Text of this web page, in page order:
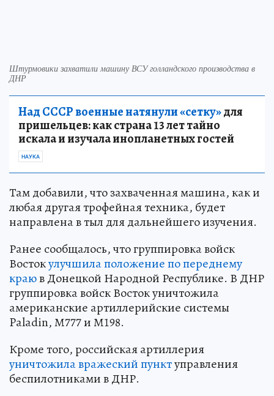
Штурмовики захватили машину ВСУ голландского производства в
ДНР
Над СССР военные натянули «сетку»для
пришельцев: как страна 13 лет тайно
искала и изучала инопланетных гостей
НАУКА
Там добавили, что захваченная машина, как и
любая другая трофейная техника, будет
направлена в тыл для дальнейшего изучения.
Ранее сообщалось, что группировка войск
Востокулучшила положение по переднему
краюв Донецкой Народной Республике. В ДНР
группировка войск Восток уничтожила
американские артиллерийские системы
Paladin, М777 и М198.
Кроме того, российская артиллерия
уничтожила вражеский пунктуправления
беспилотниками в ДНР.